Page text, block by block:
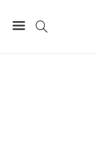
SIM Wind3